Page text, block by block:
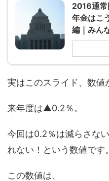
2016通
年金はこ
編｜みん
実はこのスライド、数値
来年度は▲0.2％。
今回は0.2％は減らさな
れない！という数値です。
この数値は、